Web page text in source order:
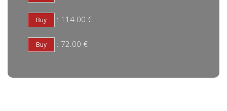
: 114.00 €
: 72.00 €